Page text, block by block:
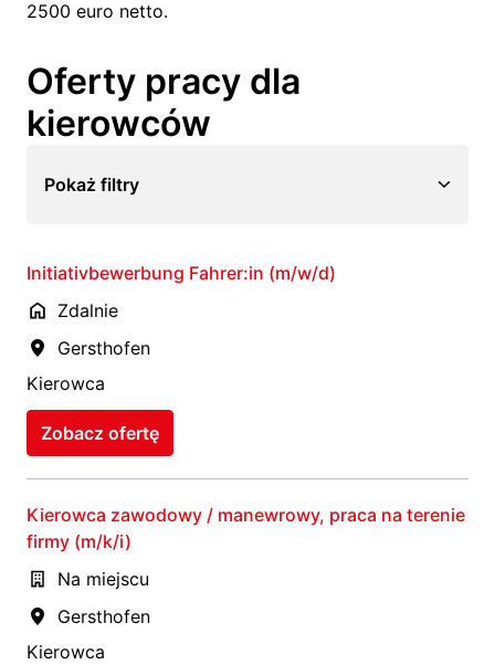
2500 euro netto.
Oferty pracy dla
kierowców
Pokaż filtry
Initiativbewerbung Fahrer:in (m/w/d)
Zdalnie
Gersthofen
Kierowca
Zobacz ofertę
Kierowca zawodowy / manewrowy, praca na terenie
firmy (m/k/i)
Na miejscu
Gersthofen
Kierowca